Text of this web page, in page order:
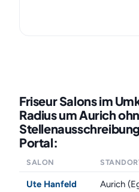
Friseur Salons im
Radius um Aurich
Portal:
SALON
Ute Hanfeld Aurich